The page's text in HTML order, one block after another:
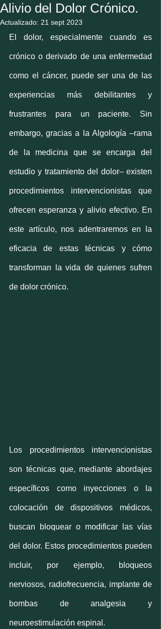
Alivio del Dolor Crónico.
Actualizado: 21 sept 2023
El dolor, especialmente cuando es
crónico o derivado de una enfermedad
como el cáncer, puede ser una de las
experiencias más debilitantes y
frustrantes para un paciente. Sin
embargo, gracias a la Algología –rama
de la medicina que se encarga del
estudio y tratamiento del dolor– existen
procedimientos intervencionistas que
ofrecen esperanza y alivio efectivo. En
este artículo, nos adentraremos en la
eficacia de estas técnicas y cómo
transforman la vida de quienes sufren
de dolor crónico.
Los procedimientos intervencionistas
son técnicas que, mediante abordajes
específicos como inyecciones o la
colocación de dispositivos médicos,
buscan bloquear o modificar las vías
del dolor. Estos procedimientos pueden
incluir, por ejemplo, bloqueos
nerviosos, radiofrecuencia, implante de
bombas de analgesia y
neuroestimulación espinal.